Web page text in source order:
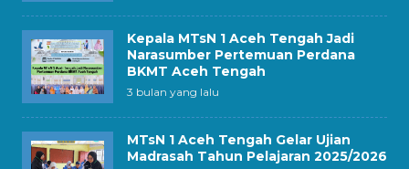
Kepala MTsN 1 Aceh Tengah Jadi
Narasumber Pertemuan Perdana
BKMT Aceh Tengah
3 bulan yang lalu
MTsN 1 Aceh Tengah Gelar Ujian
Madrasah Tahun Pelajaran 2025/2026